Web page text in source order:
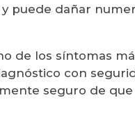
puede dañar
de los síntomas
con
seguro de